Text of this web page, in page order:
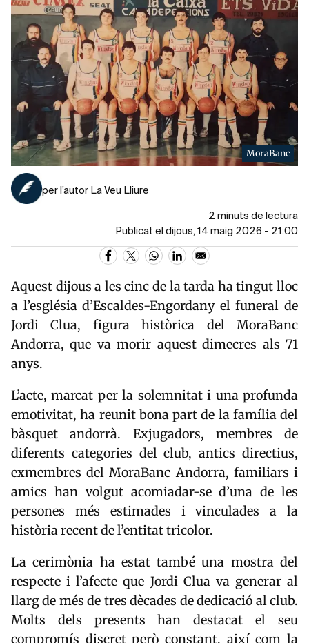
MoraBanc
per l’autor La Veu Lliure
2 minuts de lectura
Publicat el dijous, 14 maig 2026 - 21:00
Aquest dijous a les cinc de la tarda ha tingut lloc
a l’església d’Escaldes-Engordany el funeral de
Jordi Clua, figura històrica del MoraBanc
Andorra, que va morir aquest dimecres als 71
anys.
L’acte, marcat per la solemnitat i una profunda
emotivitat, ha reunit bona part de la família del
bàsquet andorrà. Exjugadors, membres de
diferents categories del club, antics directius,
exmembres del MoraBanc Andorra, familiars i
amics han volgut acomiadar-se d’una de les
persones més estimades i vinculades a la
història recent de l’entitat tricolor.
La cerimònia ha estat també una mostra del
respecte i l’afecte que Jordi Clua va generar al
llarg de més de tres dècades de dedicació al club.
Molts dels presents han destacat el seu
compromís discret però constant, així com la